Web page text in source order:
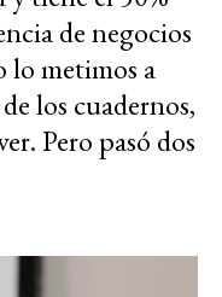
de negocios
lo metimos a
los cuadernos,
Pero pasó dos